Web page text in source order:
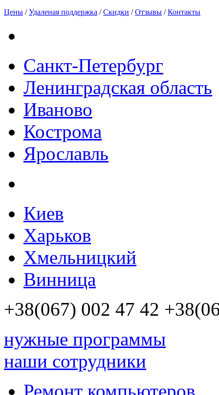
Цены /Удаленая поддержка /Скидки /Отзывы /Контакты
Санкт-Петербург
Ленинградская область
Иваново
Кострома
Ярославль
Киев
Харьков
Хмельницкий
Винница
+38(067) 002 47 42
нужные программы
наши сотрудники